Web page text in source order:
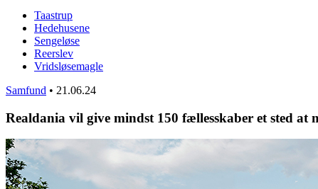
Taastrup
Hedehusene
Sengeløse
Reerslev
Vridsløsemagle
Samfund • 21.06.24
Realdania vil give mindst 150 fællesskaber et sted at